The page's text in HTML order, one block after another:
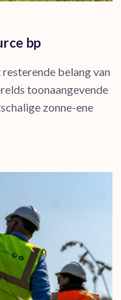
bp
belang van
toonaangevende
zonne-ene